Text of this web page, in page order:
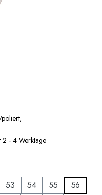
2 - 4 Werktage
53 54 55
56